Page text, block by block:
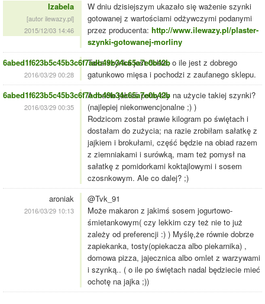
Izabela
[autor ilewazy.pl]
2015/12/03 14:46
W dniu dzisiejszym ukazało się ważenie szynki
gotowanej z wartościami odżywczymi podanymi
przez producenta: http://www.ilewazy.pl/plaster-
szynki-gotowanej-morliny
6abed1f623b5c45b3c6f7adb49b34c65a7e0b42b
2016/03/29 00:28
Taka szynka jest dobra, o ile jest z dobrego
gatunkowo mięsa i pochodzi z zaufanego sklepu.
6abed1f623b5c45b3c6f7adb49b34c65a7e0b42b
2016/03/29 00:35
A macie jakieś pomysły na użycie takiej szynki?
(najlepiej niekonwencjonalne ;) )
Rodzicom został prawie kilogram po świętach i
dostałam do zużycia; na razie zrobiłam sałatkę z
jajkiem i brokułami, część będzie na obiad razem
z ziemniakami i surówką, mam też pomysł na
sałatkę z pomidorkami koktajlowymi i sosem
czosnkowym. Ale co dalej? ;)
aroniak
2016/03/29 10:13
@Tvk_91
Może makaron z jakimś sosem jogurtowo-
śmietankowym( czy lekkim czy też nie to już
zależy od preferencji :) ) Myślę,że równie dobrze
zapiekanka, tosty(opiekacza albo piekarnika) ,
domowa pizza, jajecznica albo omlet z warzywami
i szynką.. ( o ile po świętach nadal będziecie mieć
ochotę na jajka ;))